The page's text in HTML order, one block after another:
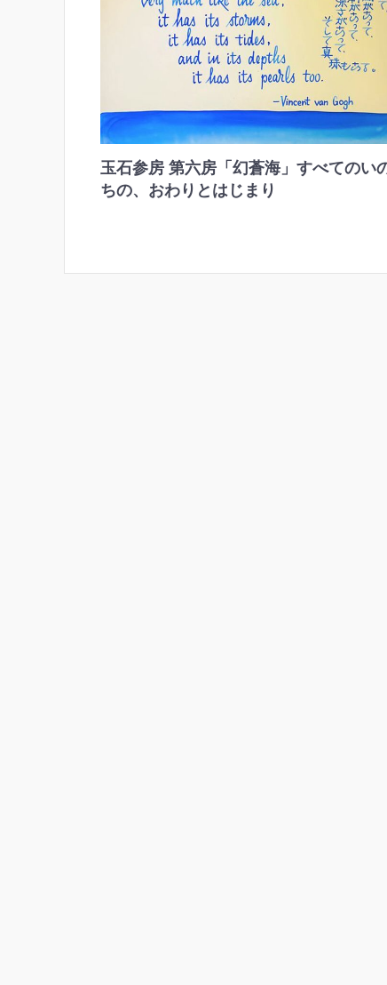
玉石参房 第六房「幻蒼海」すべてのい
ちの、おわりとはじまり